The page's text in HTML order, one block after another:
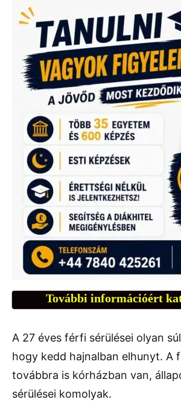
További információért
A 27 éves férfi sérülései olyan
hogy kedd hajnalban elhunyt. A
továbbra is kórházban van,
sérülései komolyak.